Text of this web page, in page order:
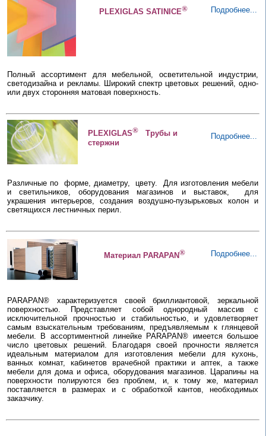
PLEXIGLAS SATINICE® Подробнее...
Полный ассортимент для мебельной, осветительной индустрии,
светодизайна и рекламы. Широкий спектр цветовых решений, одно-
или двух сторонняя матовая поверхность.
PLEXIGLAS®
Трубы и
стержни
Подробнее...
Различные по форме, диаметру, цвету. Для изготовления мебели
и светильников, оборудования магазинов и выставок, для
украшения интерьеров, создания воздушно-пузырьковых колон и
светящихся лестничных перил.
Материал PARAPAN® Подробнее...
PARAPAN® характеризуется своей бриллиантовой, зеркальной
поверхностью. Представляет собой однородный массив с
исключительной прочностью и стабильностью, и удовлетворяет
самым взыскательным требованиям, предъявляемым к глянцевой
мебели. В ассортиментной линейке PARAPAN® имеется большое
число цветовых решений. Благодаря своей прочности является
идеальным материалом для изготовления мебели для кухонь,
ванных комнат, кабинетов врачебной практики и аптек, а также
мебели для дома и офиса, оборудования магазинов. Царапины на
поверхности полируются без проблем, и, к тому же, материал
поставляется в размерах и с обработкой кантов, необходимых
заказчику.